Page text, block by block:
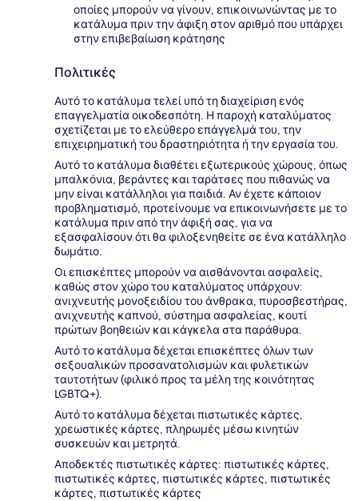
οποίες μπορούν να γίνουν, επικοινωνώντας με το
κατάλυμα πριν την άφιξη στον αριθμό που υπάρχει
στην επιβεβαίωση κράτησης
Πολιτικές
Αυτό το κατάλυμα τελεί υπό τη διαχείριση ενός
επαγγελματία οικοδεσπότη. Η παροχή καταλύματος
σχετίζεται με το ελεύθερο επάγγελμά του, την
επιχειρηματική του δραστηριότητα ή την εργασία του.
Αυτό το κατάλυμα διαθέτει εξωτερικούς χώρους, όπως
μπαλκόνια, βεράντες και ταράτσες που πιθανώς να
μην είναι κατάλληλοι για παιδιά. Αν έχετε κάποιον
προβληματισμό, προτείνουμε να επικοινωνήσετε με το
κατάλυμα πριν από την άφιξή σας, για να
εξασφαλίσουν ότι θα φιλοξενηθείτε σε ένα κατάλληλο
δωμάτιο.
Οι επισκέπτες μπορούν να αισθάνονται ασφαλείς,
καθώς στον χώρο του καταλύματος υπάρχουν:
ανιχνευτής μονοξειδίου του άνθρακα, πυροσβεστήρας,
ανιχνευτής καπνού, σύστημα ασφαλείας, κουτί
πρώτων βοηθειών και κάγκελα στα παράθυρα.
Αυτό το κατάλυμα δέχεται επισκέπτες όλων των
σεξουαλικών προσανατολισμών και φυλετικών
ταυτοτήτων (φιλικό προς τα μέλη της κοινότητας
LGBTQ+).
Αυτό το κατάλυμα δέχεται πιστωτικές κάρτες,
χρεωστικές κάρτες, πληρωμές μέσω κινητών
συσκευών και μετρητά.
Αποδεκτές πιστωτικές κάρτες: πιστωτικές κάρτες,
πιστωτικές κάρτες, πιστωτικές κάρτες, πιστωτικές
κάρτες, πιστωτικές κάρτες